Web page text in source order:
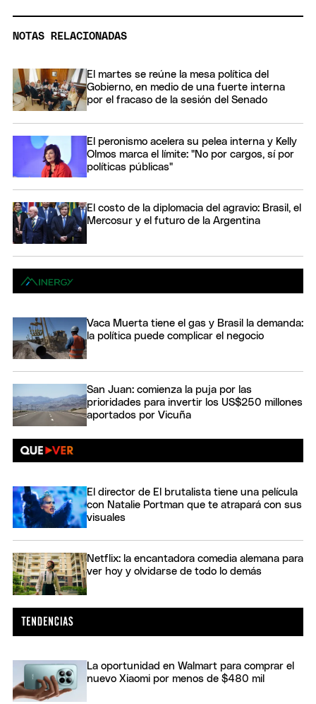
NOTAS RELACIONADAS
El martes se reúne la mesa política del
Gobierno, en medio de una fuerte interna
por el fracaso de la sesión del Senado
El peronismo acelera su pelea interna y Kelly
Olmos marca el límite: "No por cargos, sí por
políticas públicas"
El costo de la diplomacia del agravio: Brasil, el
Mercosur y el futuro de la Argentina
Vaca Muerta tiene el gas y Brasil la demanda:
la política puede complicar el negocio
San Juan: comienza la puja por las
prioridades para invertir los US$250 millones
aportados por Vicuña
El director de El brutalista tiene una película
con Natalie Portman que te atrapará con sus
visuales
Netflix: la encantadora comedia alemana para
ver hoy y olvidarse de todo lo demás
La oportunidad en Walmart para comprar el
nuevo Xiaomi por menos de $480 mil